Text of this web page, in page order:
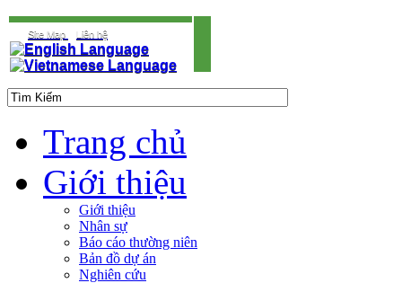
Site Map Liên hệ
Trang chủ
Giới thiệu
Giới thiệu
Nhân sự
Báo cáo thường niên
Bản đồ dự án
Nghiên cứu